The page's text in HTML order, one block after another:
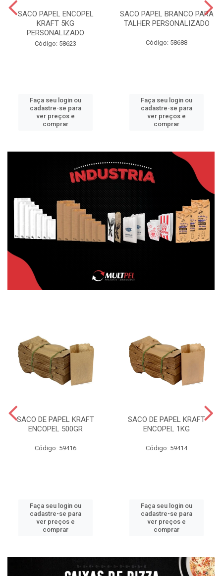
SACO PAPEL ENCOPEL
KRAFT 5KG
PERSONALIZADO
Código: 58623
Faça seu login ou
cadastre-se para
ver preços e
comprar
SACO PAPEL BRANCO PARA
TALHER PERSONALIZADO
Código: 58688
Faça seu login ou
cadastre-se para
ver preços e
comprar
SACO DE PAPEL KRAFT
ENCOPEL 500GR
Código: 59416
Faça seu login ou
cadastre-se para
ver preços e
comprar
SACO DE PAPEL KRAFT
ENCOPEL 1KG
Código: 59414
Faça seu login ou
cadastre-se para
ver preços e
comprar